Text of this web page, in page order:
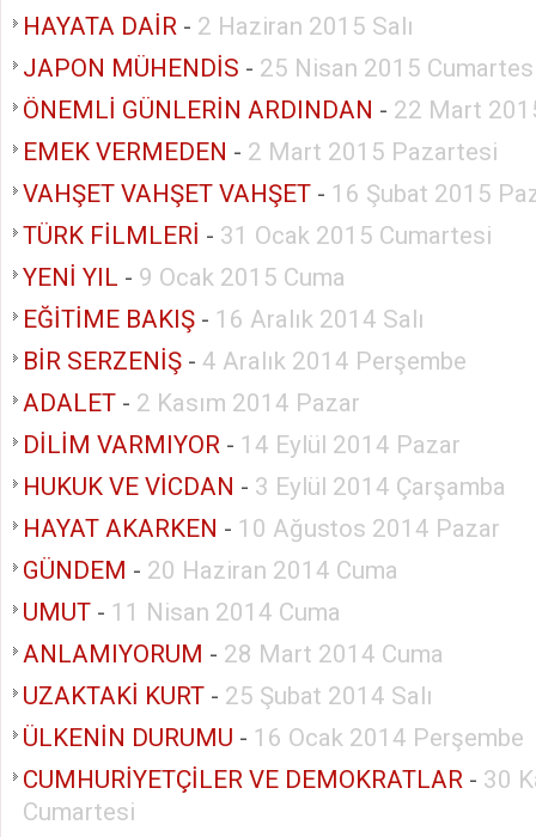
HAYATA DAİR - 2 Haziran 2015 Salı
JAPON MÜHENDİS - 25 Nisan 2015
ÖNEMLİ GÜNLERİN ARDINDAN - 22 Mart
EMEK VERMEDEN - 2 Mart 2015 Pazartesi
VAHŞET VAHŞET VAHŞET - 16 Şubat 2015
TÜRK FİLMLERİ - 31 Ocak 2015 Cumartesi
YENİ YIL - 9 Ocak 2015 Cuma
EĞİTİME BAKIŞ - 16 Aralık 2014 Salı
BİR SERZENİŞ - 4 Aralık 2014 Perşembe
ADALET - 2 Kasım 2014 Pazar
DİLİM VARMIYOR - 14 Eylül 2014 Pazar
HUKUK VE VİCDAN - 3 Eylül 2014 Çarşamba
HAYAT AKARKEN - 10 Ağustos 2014 Pazar
GÜNDEM - 20 Haziran 2014 Cuma
UMUT - 11 Nisan 2014 Cuma
ANLAMIYORUM - 28 Mart 2014 Cuma
UZAKTAKİ KURT - 25 Şubat 2014 Salı
ÜLKENİN DURUMU - 16 Ocak 2014 Perşembe
CUMHURİYETÇİLER VE DEMOKRATLAR - 30
Cumartesi